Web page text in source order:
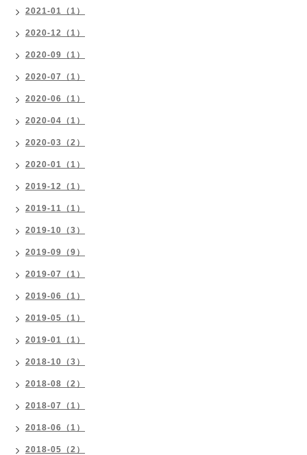
2021-01（1）
2020-12（1）
2020-09（1）
2020-07（1）
2020-06（1）
2020-04（1）
2020-03（2）
2020-01（1）
2019-12（1）
2019-11（1）
2019-10（3）
2019-09（9）
2019-07（1）
2019-06（1）
2019-05（1）
2019-01（1）
2018-10（3）
2018-08（2）
2018-07（1）
2018-06（1）
2018-05（2）